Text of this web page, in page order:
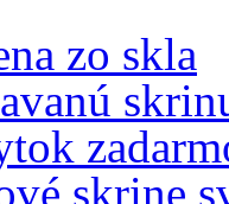
zo skla
skrine